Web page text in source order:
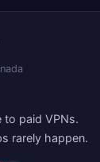
to paid VPNs.
rarely happen.